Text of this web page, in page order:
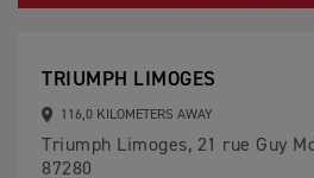
TRIUMPH LIMOGES
116,0 KILOMETERS AWAY
Triumph Limoges, 21 rue Guy
87280